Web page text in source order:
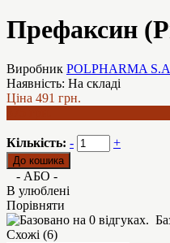
Префаксин
Виробник POLPHARMA
Наявність: На складі
Ціна 491 грн.
Кількість: - +
- АБО -
В улюблені
Порівняти
Схожі (6)